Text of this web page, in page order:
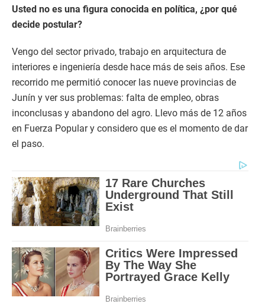
Usted no es una figura conocida en política, ¿por qué
decide postular?
Vengo del sector privado, trabajo en arquitectura de
interiores e ingeniería desde hace más de seis años. Ese
recorrido me permitió conocer las nueve provincias de
Junín y ver sus problemas: falta de empleo, obras
inconclusas y abandono del agro. Llevo más de 12 años
en Fuerza Popular y considero que es el momento de dar
el paso.